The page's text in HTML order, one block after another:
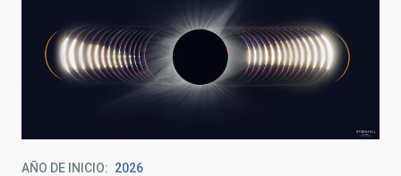
AÑO DE INICIO 2026